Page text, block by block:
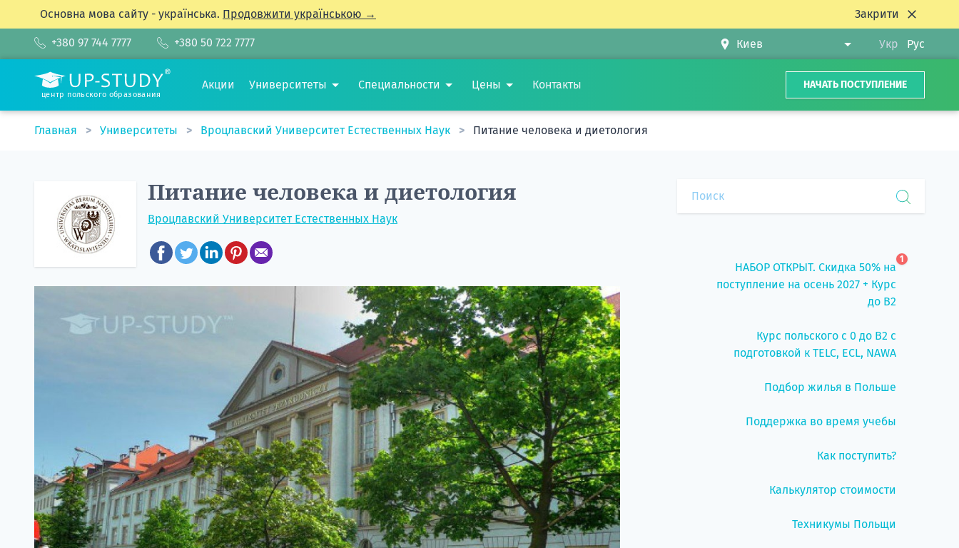
Основна мова сайту - українська. Продовжити українською → Закрити
+380 97 744 7777 +380 50 722 7777 Укр Рус
центр польского образования
Акции Университеты Специальности Цены Контакты НАЧАТЬ ПОСТУПЛЕНИЕ
Главная Университеты Вроцлавский Университет Естественных Наук Питание человека и диетология
Питание человека и диетология
Вроцлавский Университет Естественных Наук
НАБОР ОТКРЫТ. Скидка 50% на
поступление на осень 2027 + Курс
до B2
1
Курс польского с 0 до B2 с
подготовкой к TELC, ECL, NAWA
Подбор жилья в Польше
Поддержка во время учебы
Как поступить?
Калькулятор стоимости
Техникумы Польщи